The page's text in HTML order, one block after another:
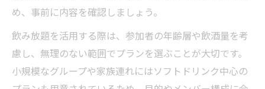
め、事前に内容を確認しましょう。
飲み放題を活用する際は、参加者の年齢層や飲酒量を考
慮し、無理のない範囲でプランを選ぶことが大切です。
小規模なグループや家族連れにはソフトドリンク中心の